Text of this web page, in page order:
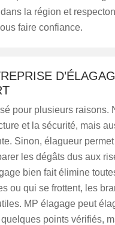
la région et
faire confiance.
pour plusieurs raisons.
et la sécurité, mais
Sinon, élagueur
les dégâts dus aux
bien fait élimine
ou qui se frottent, les
MP élagage peut
points vérifiés,